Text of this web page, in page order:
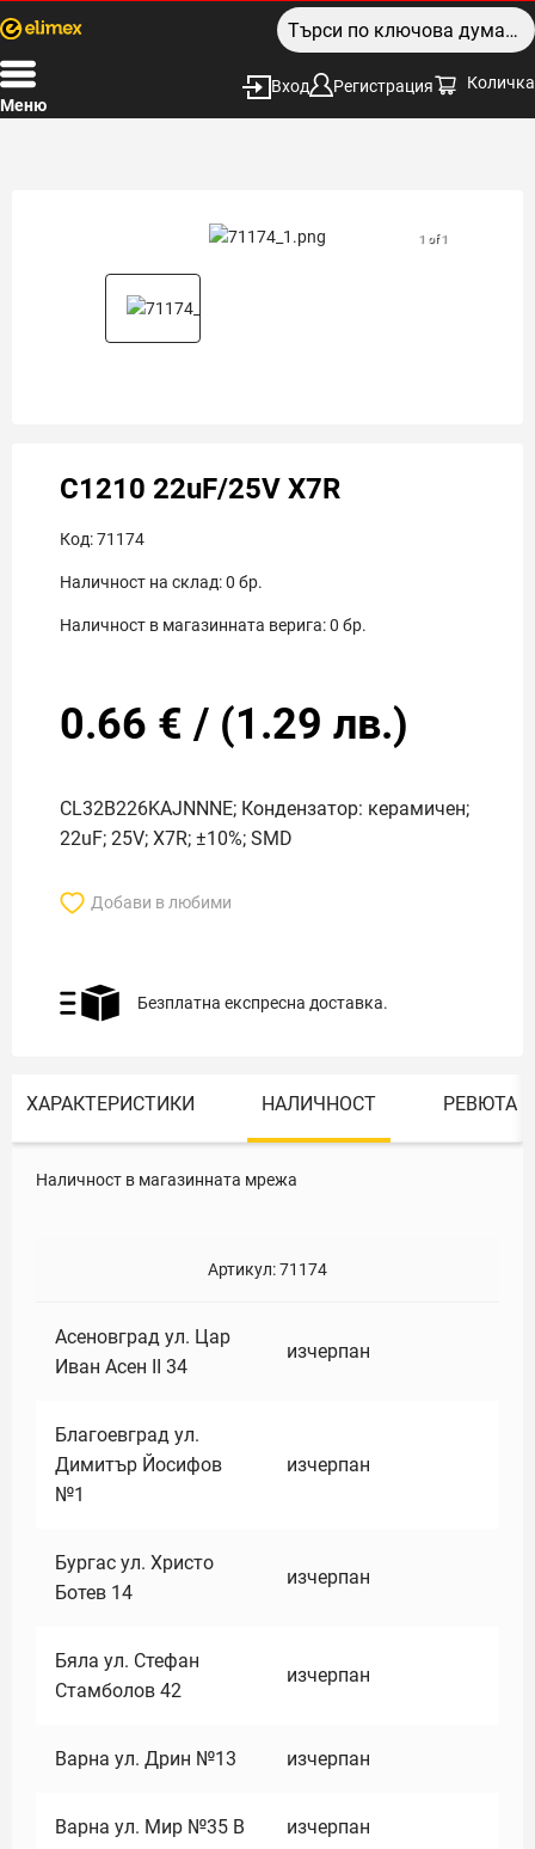
Меню
Вход Регистрация Количка
1 of 1
C1210 22uF/25V X7R
Код:71174
Наличност на склад:0 бр.
Наличност в магазинната верига:0 бр.
0.66 € / (1.29 лв.)
CL32B226KAJNNNE; Кондензатор: керамичен;
22uF; 25V; X7R; ±10%; SMD
Добави в любими
Безплатна експресна доставка.
ХАРАКТЕРИСТИКИ НАЛИЧНОСТ РЕВЮТА
Наличност в магазинната мрежа
Артикул:71174
Асеновград ул. Цар
Иван Асен II 34
изчерпан
Благоевград ул.
Димитър Йосифов
№1
изчерпан
Бургас ул. Христо
Ботев 14
изчерпан
Бяла ул. Стефан
Стамболов 42
изчерпан
Варна ул. Дрин №13 изчерпан
Варна ул. Мир №35 В изчерпан